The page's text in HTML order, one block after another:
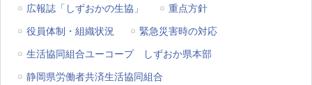
広報誌「しずおかの生協」 重点方針
役員体制・組織状況 緊急災害時の対応
生活協同組合ユーコープ しずおか県本部
静岡県労働者共済生活協同組合